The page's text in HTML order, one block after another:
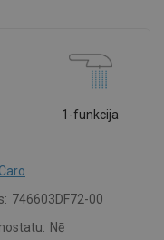
1-funkcija
Caro
746603DF72-00
Nē